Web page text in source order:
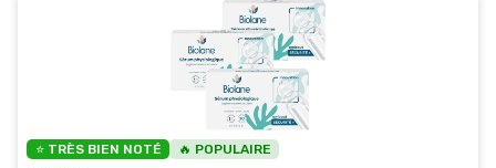
⭐ TRÈS BIEN NOTÉ 🔥 POPULAIRE